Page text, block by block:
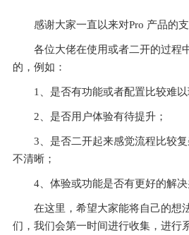
感谢大家一直以来对Pro 产品的支
各位大佬在使用或者二开的过程
的，例如：
1、是否有功能或者配置比较难以
2、是否用户体验有待提升；
3、是否二开起来感觉流程比较
不清晰；
4、体验或功能是否有更好的解决
在这里，希望大家能将自己的想
们，我们会第一时间进行收集，进行